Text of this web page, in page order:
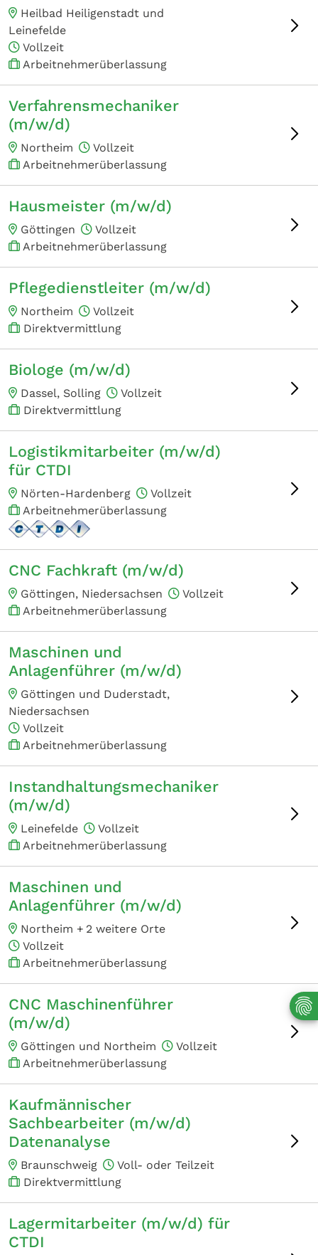
Heilbad Heiligenstadt und
Leinefelde
Vollzeit
Arbeitnehmerüberlassung
Verfahrensmechaniker
(m/w/d)
Northeim
Vollzeit
Arbeitnehmerüberlassung
Hausmeister (m/w/d)
Göttingen
Vollzeit
Arbeitnehmerüberlassung
Pflegedienstleiter (m/w/d)
Northeim
Vollzeit
Direktvermittlung
Biologe (m/w/d)
Dassel, Solling
Vollzeit
Direktvermittlung
Logistikmitarbeiter (m/w/d)
für CTDI
Nörten-Hardenberg
Vollzeit
Arbeitnehmerüberlassung
CNC Fachkraft (m/w/d)
Göttingen, Niedersachsen
Vollzeit
Arbeitnehmerüberlassung
Maschinen und
Anlagenführer (m/w/d)
Göttingen und Duderstadt,
Niedersachsen
Vollzeit
Arbeitnehmerüberlassung
Instandhaltungsmechaniker
(m/w/d)
Leinefelde
Vollzeit
Arbeitnehmerüberlassung
Maschinen und
Anlagenführer (m/w/d)
Northeim + 2 weitere Orte
Vollzeit
Arbeitnehmerüberlassung
CNC Maschinenführer
(m/w/d)
Göttingen und Northeim
Vollzeit
Arbeitnehmerüberlassung
Kaufmännischer
Sachbearbeiter (m/w/d)
Datenanalyse
Braunschweig
Voll- oder Teilzeit
Direktvermittlung
Lagermitarbeiter (m/w/d) für
CTDI